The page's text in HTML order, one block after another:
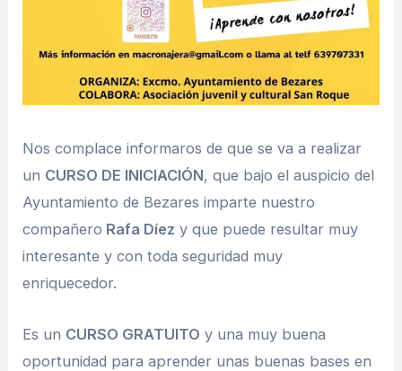
Nos complace informaros de que se va a realizar
un CURSO DE INICIACIÓN, que bajo el auspicio del
Ayuntamiento de Bezares imparte nuestro
compañero Rafa Díez y que puede resultar muy
interesante y con toda seguridad muy
enriquecedor.
Es un CURSO GRATUITO y una muy buena
oportunidad para aprender unas buenas bases en